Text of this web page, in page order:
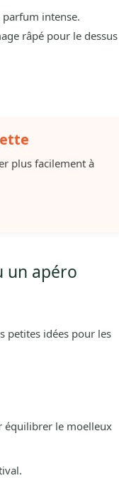
intense.
râpé pour le dessus
plus facilement à
un apéro
petites idées pour les
équilibrer le moelleux